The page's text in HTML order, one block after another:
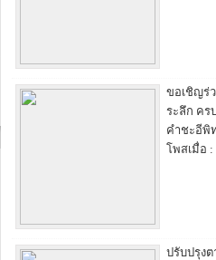
ขอเชิญร่
ระลึก คร
คำชะอีพิ
โพสเมื่อ :
ปรับปรุงต